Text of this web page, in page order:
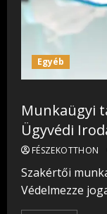
Egyéb
Munkaügyi
Ügyvédi
FÉSZEKOTTHON
Szakértői
Védelmezze